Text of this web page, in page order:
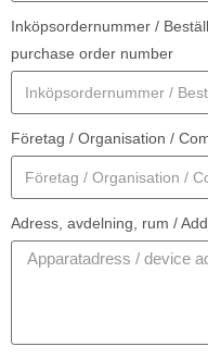
Inköpsordernummer /
purchase order number
Företag / Organisation /
Adress, avdelning, rum /